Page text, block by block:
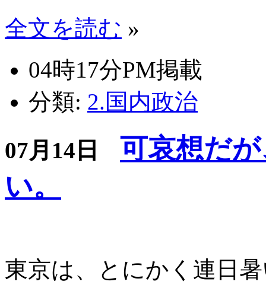
全文を読む »
04時17分PM掲載
分類: 2.国内政治
07月14日
可哀想だ
い。
東京は、とにかく連日